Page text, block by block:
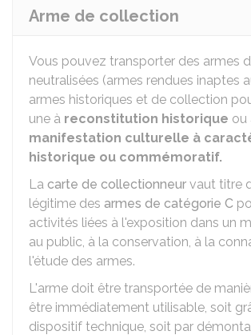
Arme de collection
Vous pouvez transporter des armes
neutralisées (armes rendues inaptes
armes historiques et de collection
une à reconstitution historique ou
manifestation culturelle à
historique ou commémoratif.
La carte de collectionneur vaut titre
légitime des armes de catégorie C
activités liées à l'exposition dans un
au public, à la conservation, à la
l'étude des armes.
L'arme doit être transportée de
être immédiatement utilisable, soit
dispositif technique, soit par